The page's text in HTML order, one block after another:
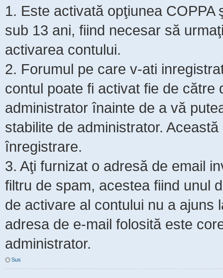
1. Este activată opţiunea
sub 13 ani, fiind necesar să
activarea contului.
2. Forumul pe care v-ati
contul poate fi activat fie de
administrator înainte de a vă
stabilite de administrator.
înregistrare.
3. Aţi furnizat o adresă de email
filtru de spam, acestea fiind unul
de activare al contului nu a ajuns
adresa de e-mail folosită este
administrator.
Sus